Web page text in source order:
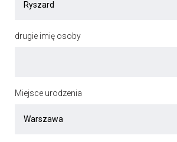
drugie imię osoby
Miejsce urodzenia